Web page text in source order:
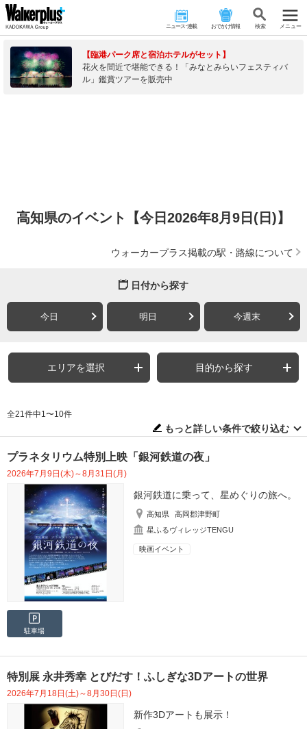
ニュース･連載 おでかけ情報 検 索 メニュー
【臨港パーク席と宿泊ホテルがセット】
花火を間近で堪能できる！「みなとみらいフェスティバ
ル」鑑賞ツアーを販売中
高知県のイベント【今日2026年8月9日(日)】
ウォーカープラス掲載の駅・路線について
日付から探す
今日 明日 今週末
エリアを選択 目的から探す
全21件中1〜10件
もっと詳しい条件で絞り込む
プラネタリウム特別上映「銀河鉄道の夜」
2026年7月9日(木)～8月31日(月)
銀河鉄道に乗って、星めぐりの旅へ。
高知県
高岡郡津野町
星ふるヴィレッジTENGU
映画イベント
駐車場
特別展 永井秀幸 とびだす！ふしぎな3Dアートの世界
2026年7月18日(土)～8月30日(日)
新作3Dアートも展示！